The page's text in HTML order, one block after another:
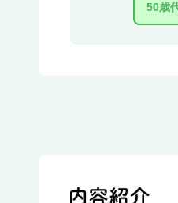
50歳